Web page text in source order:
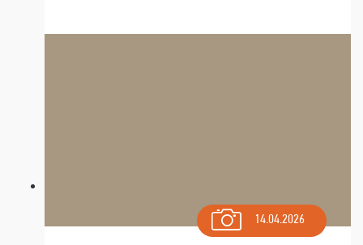
Navštívili sme aj zábavný park Legendia, previe ...
14.04.2026